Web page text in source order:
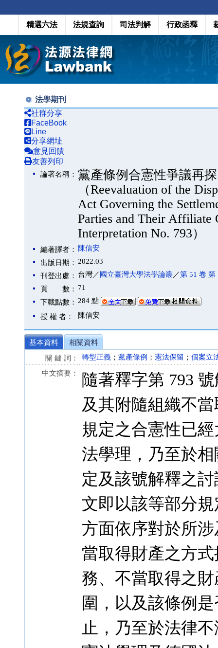
精選六法 法規查詢 司法判解 行政函釋
法學期刊
社群分享
FaceBook
Line
分享網址
意見回饋
友善列印
論著名稱： 黨產條例合憲性爭議再
（Reevaluation of the
Act Governing the
Parties and Their Affiliate
Interpretation No. 793）
編著譯者：
陳信安
出版日期： 2022.03
刊登出處： 台灣／ 國立臺灣大學法學論叢／第 51 卷 第
頁 數： 71
下載點數： 284 點
授 權 者： 陳信安
基本資料
相關資料
關 鍵 詞：
轉型正義 ； 黨產條例 ； 憲法保留 ； 個案立
中文摘要：
隨著釋字第 793
及其附隨組織不
規定之合憲性已
法學理，乃至於
定及該號解釋之
文即以該等部分
方面依序對於所
當取得財產之方
務、不當取得之
圍，以及該條例
止，乃至於法律